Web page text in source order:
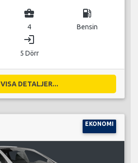
business_center
4
local_gas_station
Bensin
login
5 Dörr
VISA DETALJER...
EKONOMI